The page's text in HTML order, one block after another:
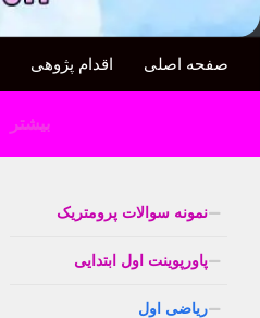
صفحه اصلی اقدام پژوهی
بیشتر
نمونه سوالات پرومتریک
پاورپوینت اول ابتدایی
ریاضی اول